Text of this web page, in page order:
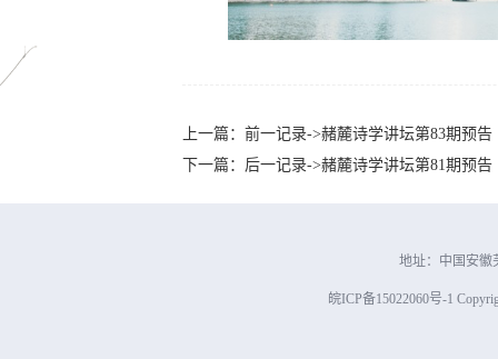
上一篇：前一记录->赭麓诗学讲坛第83期预告
下一篇：后一记录->赭麓诗学讲坛第81期预告
地址：中国安
皖ICP备15022060号-1